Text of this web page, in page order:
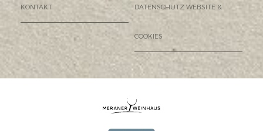
KONTAKT DATENSCHUTZ WEBSITE &
COOKIES